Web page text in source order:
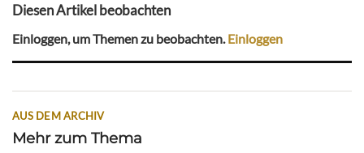
Diesen Artikel beobachten
Einloggen, um Themen zu beobachten.Einloggen
AUS DEM ARCHIV
Mehr zum Thema